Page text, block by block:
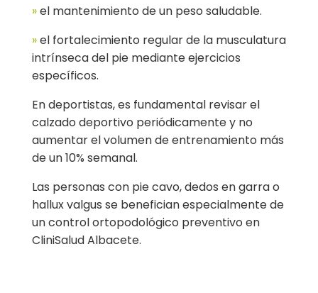
»el mantenimiento de un peso saludable.
»el fortalecimiento regular de la musculatura
intrínseca del pie mediante ejercicios
específicos.
En deportistas, es fundamental revisar el
calzado deportivo periódicamente y no
aumentar el volumen de entrenamiento más
de un 10% semanal.
Las personas con pie cavo, dedos en garra o
hallux valgus se benefician especialmente de
un control ortopodológico preventivo en
CliniSalud Albacete.